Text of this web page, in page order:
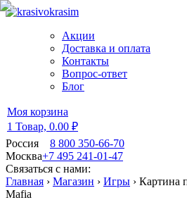
Акции
Доставка и оплата
Контакты
Вопрос-ответ
Блог
Моя корзина
1 Товар, 0.00 ₽
Россия
8 800 350-66-70
Москва+7 495 241-01-47
Связаться с нами:
Главная › Магазин › Игры › Картина
Mafia